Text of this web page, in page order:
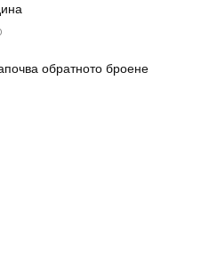
обратното броене